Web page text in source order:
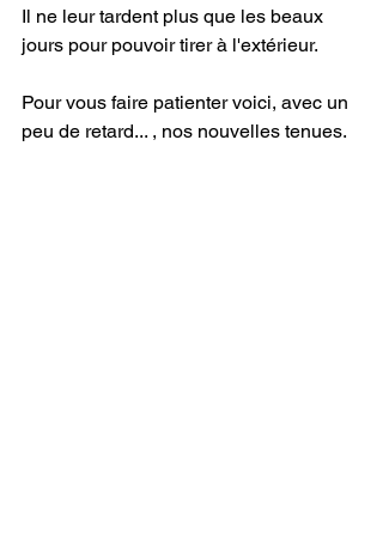
Il ne leur tardent plus que les beaux
jours pour pouvoir tirer à l'extérieur.
Pour vous faire patienter voici, avec un
peu de retard... , nos nouvelles tenues.